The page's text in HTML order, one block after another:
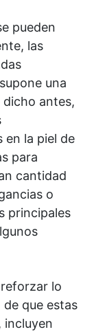
pueden
las
una
dicho antes,
en la piel de
para
cantidad
o
principales
lo
que estas
incluyen